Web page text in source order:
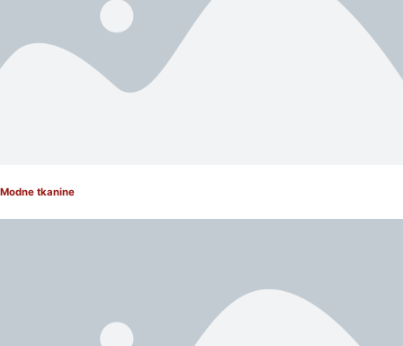
Modne tkanine